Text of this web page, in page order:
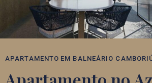
APARTAMENTO EM BALNEÁRIO